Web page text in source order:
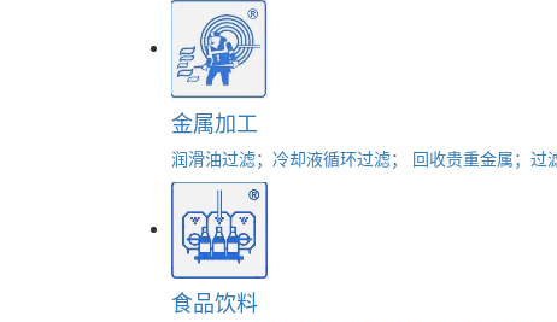
金属加工
润滑油过滤；冷却液循环过滤； 回收贵重金属；
食品饮料